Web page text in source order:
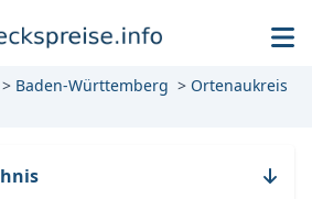
Baden-Württemberg
Ortenaukreis